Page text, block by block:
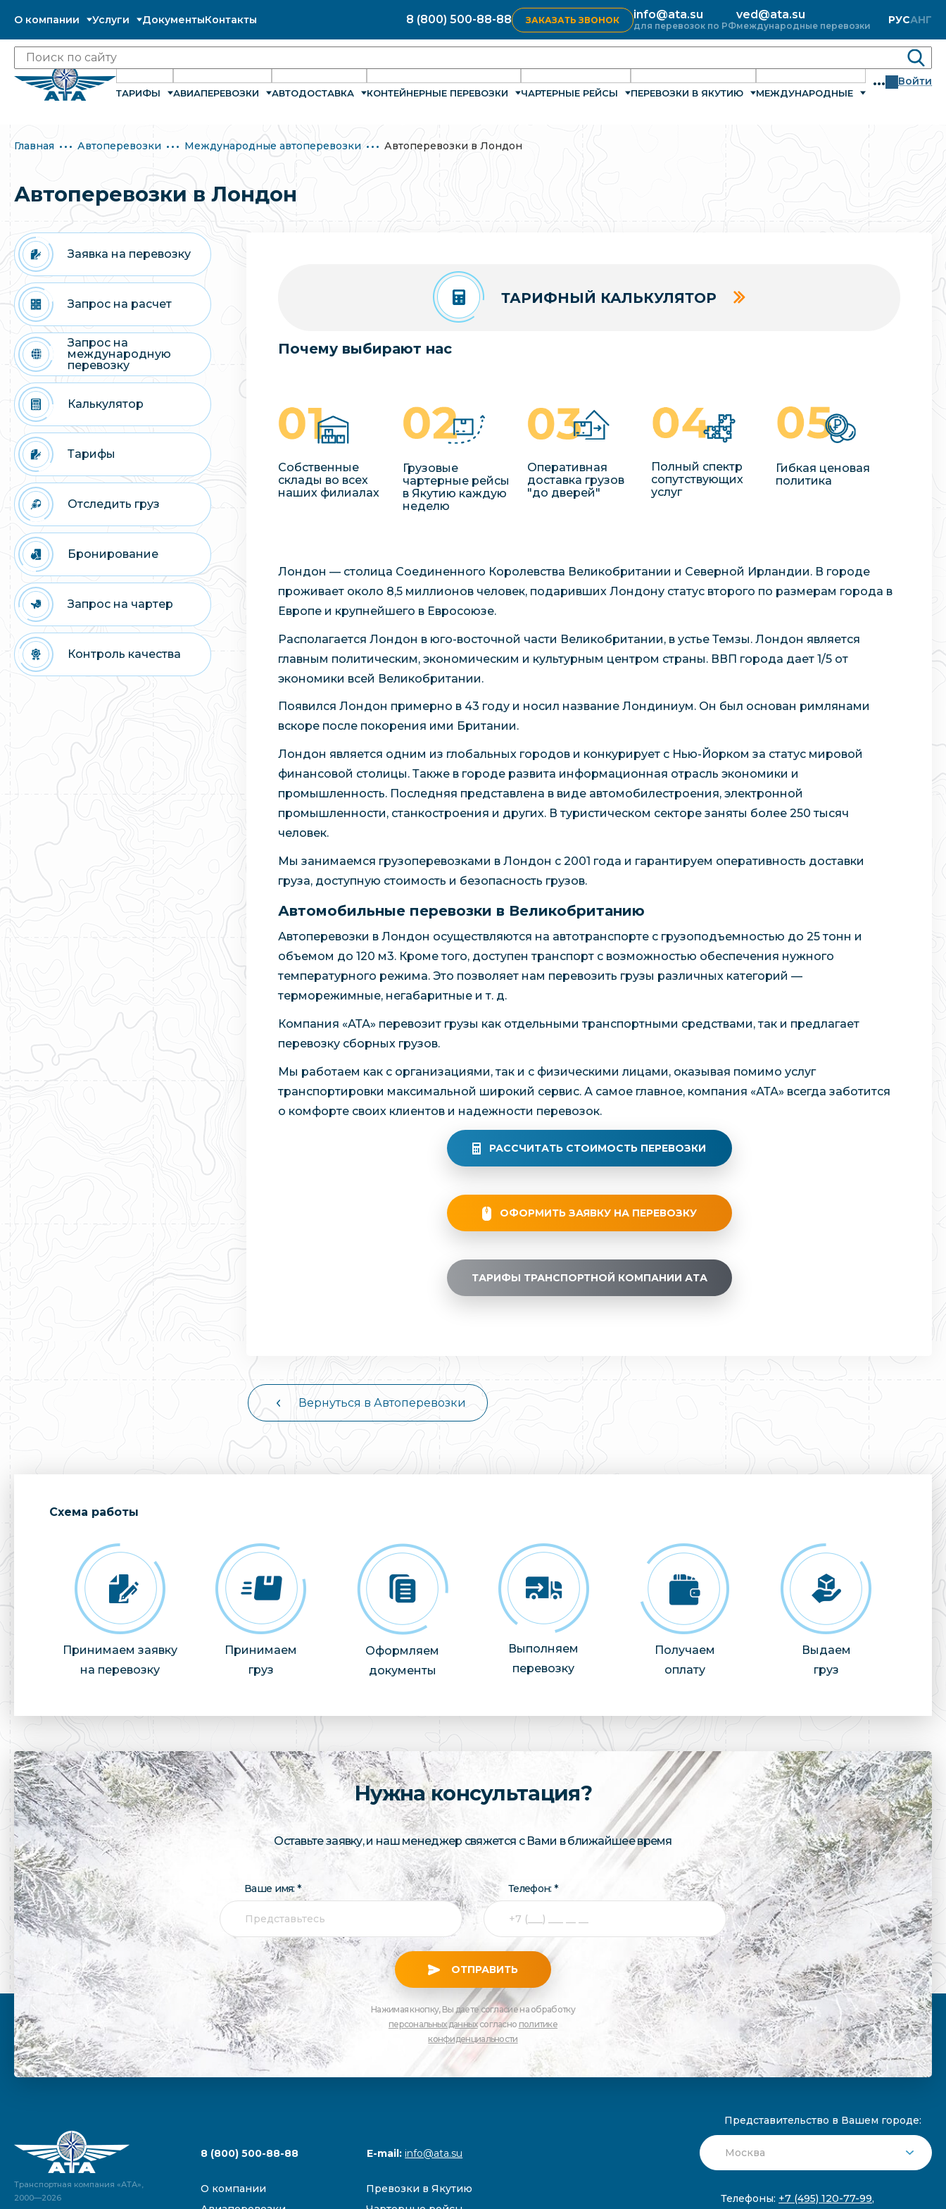
О компании Услуги ДокументыКонтакты 8 (800) 500-88-88 ЗАКАЗАТЬ ЗВОНОК info@ata.su
для перевозок по РФ
ved@ata.su
международные перевозки РУСАНГ
ТАРИФЫ АВИАПЕРЕВОЗКИ АВТОДОСТАВКА КОНТЕЙНЕРНЫЕ ПЕРЕВОЗКИ ЧАРТЕРНЫЕ РЕЙСЫ ПЕРЕВОЗКИ В ЯКУТИЮ МЕЖДУНАРОДНЫЕ
... Войти
Главная Автоперевозки Международные автоперевозки Автоперевозки в Лондон
Автоперевозки в Лондон
Заявка на перевозку
Запрос на расчет
Запрос на
международную
перевозку
Калькулятор
Тарифы
Отследить груз
Бронирование
Запрос на чартер
Контроль качества
ТАРИФНЫЙ КАЛЬКУЛЯТОР
Почему выбирают нас
Собственные
склады во всех
наших филиалах
Грузовые
чартерные рейсы
в Якутию каждую
неделю
Оперативная
доставка грузов
"до дверей"
Полный спектр
сопутствующих
услуг
Гибкая ценовая
политика
Лондон — столица Соединенного Королевства Великобритании и Северной Ирландии. В городе
проживает около 8,5 миллионов человек, подаривших Лондону статус второго по размерам города в
Европе и крупнейшего в Евросоюзе.
Располагается Лондон в юго-восточной части Великобритании, в устье Темзы. Лондон является
главным политическим, экономическим и культурным центром страны. ВВП города дает 1/5 от
экономики всей Великобритании.
Появился Лондон примерно в 43 году и носил название Лондиниум. Он был основан римлянами
вскоре после покорения ими Британии.
Лондон является одним из глобальных городов и конкурирует с Нью-Йорком за статус мировой
финансовой столицы. Также в городе развита информационная отрасль экономики и
промышленность. Последняя представлена в виде автомобилестроения, электронной
промышленности, станкостроения и других. В туристическом секторе заняты более 250 тысяч
человек.
Мы занимаемся грузоперевозками в Лондон с 2001 года и гарантируем оперативность доставки
груза, доступную стоимость и безопасность грузов.
Автомобильные перевозки в Великобританию
Автоперевозки в Лондон осуществляются на автотранспорте с грузоподъемностью до 25 тонн и
объемом до 120 м3. Кроме того, доступен транспорт с возможностью обеспечения нужного
температурного режима. Это позволяет нам перевозить грузы различных категорий —
терморежимные, негабаритные и т. д.
Компания «АТА» перевозит грузы как отдельными транспортными средствами, так и предлагает
перевозку сборных грузов.
Мы работаем как с организациями, так и с физическими лицами, оказывая помимо услуг
транспортировки максимальной широкий сервис. А самое главное, компания «АТА» всегда заботится
о комфорте своих клиентов и надежности перевозок.
РАССЧИТАТЬ СТОИМОСТЬ ПЕРЕВОЗКИ
ОФОРМИТЬ ЗАЯВКУ НА ПЕРЕВОЗКУ
ТАРИФЫ ТРАНСПОРТНОЙ КОМПАНИИ АТА
Вернуться в Автоперевозки
Cхема работы
Принимаем заявку
на перевозку
Принимаем
груз
Оформляем
документы
Выполняем
перевозку
Получаем
оплату
Выдаем
груз
Нужна консультация?
Оставьте заявку, и наш менеджер свяжется с Вами в ближайшее время
Ваше имя: * Телефон: *
ОТПРАВИТЬ
Нажимая кнопку, Вы даете согласие на обработку
персональных данныхсогласно политике
конфиденциальности
Транспортная компания «АТА»,
2000—2026
8 (800) 500-88-88 E-mail:info@ata.su
О компании
Превозки в Якутию
Представительство в Вашем городе:
Телефоны: +7 (495) 120-77-99,